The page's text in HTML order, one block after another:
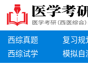
西综真题 复习规
西综试学
模拟自